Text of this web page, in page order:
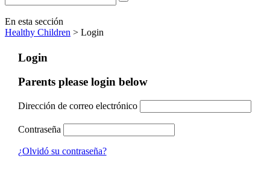
En esta sección
Healthy Children > Login
Login
Parents please login below
Dirección de correo electrónico
Contraseña
¿Olvidó su contraseña?